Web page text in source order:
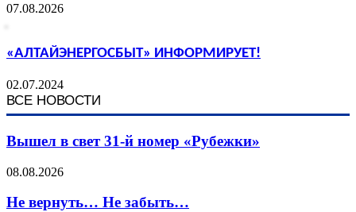
07.08.2026
«АЛТАЙЭНЕРГОСБЫТ» ИНФОРМИРУЕТ!
02.07.2024
ВСЕ НОВОСТИ
Вышел в свет 31-й номер «Рубежки»
08.08.2026
Не вернуть… Не забыть…